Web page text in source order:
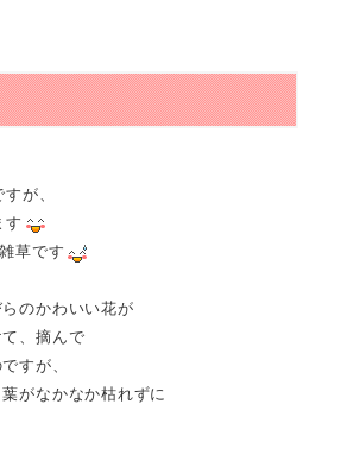
が、
す
草です
のかわいい花が
、摘んで
すが、
がなかなか枯れずに